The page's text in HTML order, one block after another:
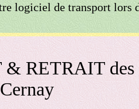
logiciel de transport lors
& RETRAIT des